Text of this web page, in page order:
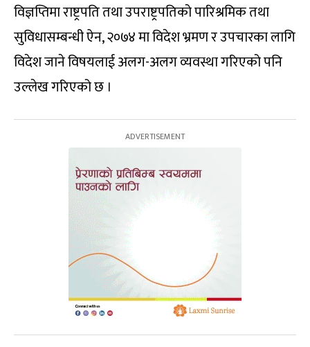
विज्ञप्तिमा राष्ट्रपति तथा उपराष्ट्रपतिको पारिश्रमिक तथा
सुविधासम्बन्धी ऐन, २०७४ मा विदेश भ्रमण र उपचारका लागि
विदेश जाने विषयलाई अलग-अलग व्यवस्था गरिएको पनि
उल्लेख गरिएको छ ।